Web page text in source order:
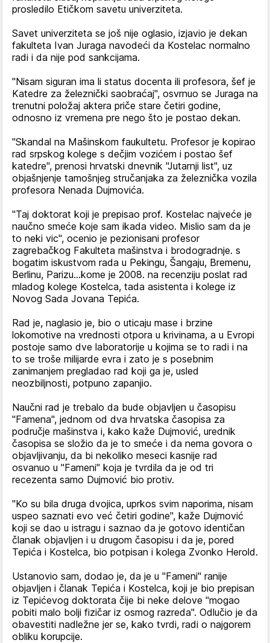
prosledilo Etičkom savetu univerziteta.
Savet univerziteta se još nije oglasio, izjavio je dekan
fakulteta Ivan Juraga navodeći da Kostelac normalno
radi i da nije pod sankcijama.
"Nisam siguran ima li status docenta ili profesora, šef je
Katedre za železnički saobraćaj", osvrnuo se Juraga na
trenutni položaj aktera priče stare četiri godine,
odnosno iz vremena pre nego što je postao dekan.
"Skandal na Mašinskom faukultetu. Profesor je kopirao
rad srpskog kolege s dečjim vozićem i postao šef
katedre", prenosi hrvatski dnevnik "Jutarnji list", uz
objašnjenje tamošnjeg stručanjaka za železnička vozila
profesora Nenada Dujmovića.
"Taj doktorat koji je prepisao prof. Kostelac najveće je
naučno smeće koje sam ikada video. Mislio sam da je
to neki vic", ocenio je pezionisani profesor
zagrebačkog Fakulteta mašinstva i brodogradnje. s
bogatim iskustvom rada u Pekingu, Šangaju, Bremenu,
Berlinu, Parizu...kome je 2008. na recenziju poslat rad
mladog kolege Kostelca, tada asistenta i kolege iz
Novog Sada Jovana Tepića.
Rad je, naglasio je, bio o uticaju mase i brzine
lokomotive na vrednosti otpora u krivinama, a u Evropi
postoje samo dve laboratorije u kojima se to radi i na
to se troše milijarde evra i zato je s posebnim
zanimanjem pregladao rad koji ga je, usled
neozbiljnosti, potpuno zapanjio.
Naučni rad je trebalo da bude objavljen u časopisu
"Famena", jednom od dva hrvatska časopisa za
područje mašinstva i, kako kaže Dujmović, urednik
časopisa se složio da je to smeće i da nema govora o
objavljivanju, da bi nekoliko meseci kasnije rad
osvanuo u "Fameni" koja je tvrdila da je od tri
recezenta samo Dujmović bio protiv.
"Ko su bila druga dvojica, uprkos svim naporima, nisam
uspeo saznati evo već četiri godine", kaže Dujmović
koji se dao u istragu i saznao da je gotovo identičan
članak objavljen i u drugom časopisu i da je, pored
Tepića i Kostelca, bio potpisan i kolega Zvonko Herold.
Ustanovio sam, dodao je, da je u "Fameni" ranije
objavljen i članak Tepića i Kostelca, koji je bio prepisan
iz Tepićevog doktorata čije bi neke delove "mogao
pobiti malo bolji fizičar iz osmog razreda". Odlučio je da
obavestiti nadležne jer se, kako tvrdi, radi o najgorem
obliku korupcije.